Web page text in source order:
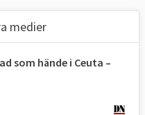
ID- och
europeiska
medier
som hände i Ceuta –